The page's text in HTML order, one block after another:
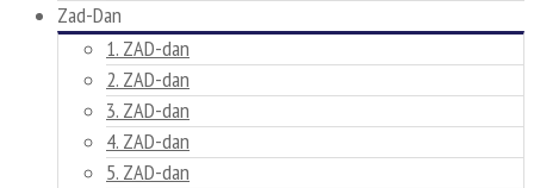
Zad-Dan
1. ZAD-dan
2. ZAD-dan
3. ZAD-dan
4. ZAD-dan
5. ZAD-dan